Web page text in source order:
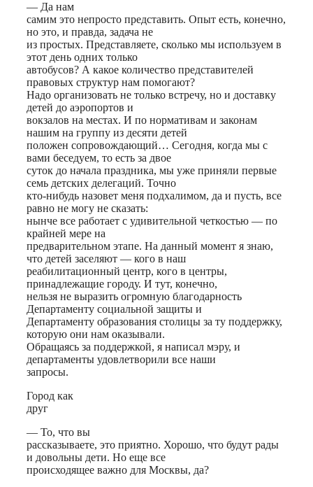
— Да нам
самим это непросто представить. Опыт есть, конечно,
но это, и правда, задача не
из простых. Представляете, сколько мы используем в
этот день одних только
автобусов? А какое количество представителей
правовых структур нам помогают?
Надо организовать не только встречу, но и доставку
детей до аэропортов и
вокзалов на местах. И по нормативам и законам
нашим на группу из десяти детей
положен сопровождающий… Сегодня, когда мы с
вами беседуем, то есть за двое
суток до начала праздника, мы уже приняли первые
семь детских делегаций. Точно
кто-нибудь назовет меня подхалимом, да и пусть, все
равно не могу не сказать:
нынче все работает с удивительной четкостью — по
крайней мере на
предварительном этапе. На данный момент я знаю,
что детей заселяют — кого в наш
реабилитационный центр, кого в центры,
принадлежащие городу. И тут, конечно,
нельзя не выразить огромную благодарность
Департаменту социальной защиты и
Департаменту образования столицы за ту поддержку,
которую они нам оказывали.
Обращаясь за поддержкой, я написал мэру, и
департаменты удовлетворили все наши
запросы.
Город как
друг
— То, что вы
рассказываете, это приятно. Хорошо, что будут рады
и довольны дети. Но еще все
происходящее важно для Москвы, да?